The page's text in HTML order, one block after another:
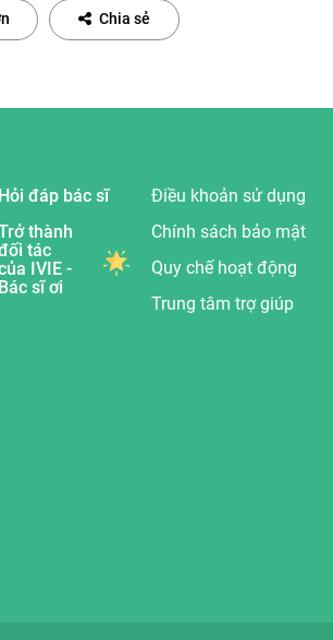
Chia sẻ
Hỏi đáp bác sĩ
thành
tác
IVIE -
Bác sĩ ơi
Điều khoản sử dụng
Chính sách bảo mật
Quy chế hoạt động
Trung tâm trợ giúp